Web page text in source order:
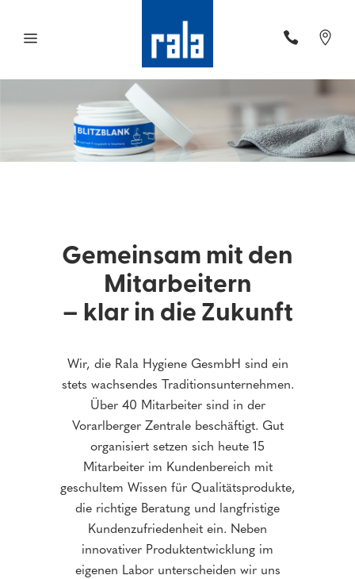
Gemeinsam mit den
Mitarbeitern
– klar in die Zukunft
Wir, die Rala Hygiene GesmbH sind ein
stets wachsendes Traditionsunternehmen.
Über 40 Mitarbeiter sind in der
Vorarlberger Zentrale beschäftigt. Gut
organisiert setzen sich heute 15
Mitarbeiter im Kundenbereich mit
geschultem Wissen für Qualitätsprodukte,
die richtige Beratung und langfristige
Kundenzufriedenheit ein. Neben
innovativer Produktentwicklung im
eigenen Labor unterscheiden wir uns